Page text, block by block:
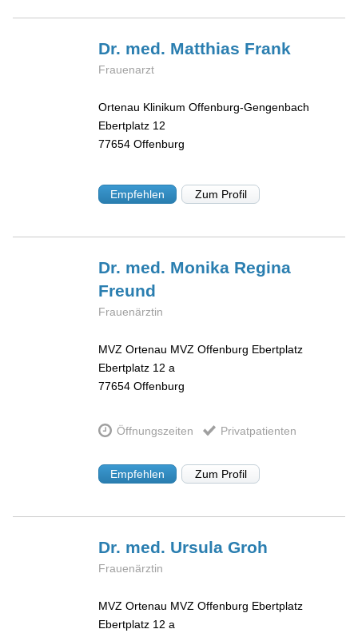
Dr. med. Matthias Frank
Frauenarzt
Ortenau Klinikum Offenburg-Gengenbach
Ebertplatz 12
77654 Offenburg
Empfehlen Zum Profil
Dr. med. Monika Regina
Freund
Frauenärztin
MVZ Ortenau MVZ Offenburg Ebertplatz
Ebertplatz 12 a
77654 Offenburg
Öffnungszeiten Privatpatienten
Empfehlen Zum Profil
Dr. med. UrsulaGroh
Frauenärztin
MVZ Ortenau MVZ Offenburg Ebertplatz
Ebertplatz 12 a